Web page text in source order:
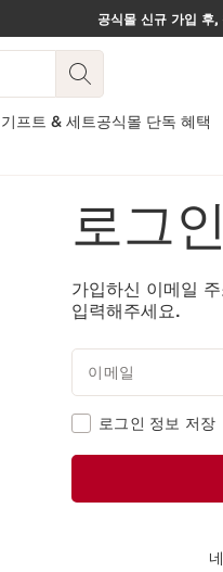
공식몰 신규 가입
기프트 & 세트공식몰 단독 혜택
로그
가입하신 이메일
입력해주세요.
이메일
로그인 정보 저장